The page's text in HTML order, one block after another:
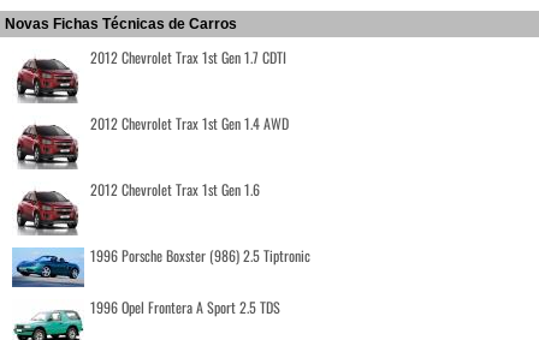
Novas Fichas Técnicas de Carros
2012 Chevrolet Trax 1st Gen 1.7 CDTI
2012 Chevrolet Trax 1st Gen 1.4 AWD
2012 Chevrolet Trax 1st Gen 1.6
1996 Porsche Boxster (986) 2.5 Tiptronic
1996 Opel Frontera A Sport 2.5 TDS